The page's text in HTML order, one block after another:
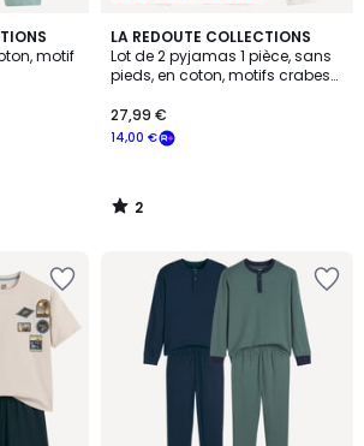
motif
LA REDOUTE COLLECTIONS
Lot de 2 pyjamas 1 pièce, sans
pieds, en coton, motifs crabes
14,00 €
27,99 €
2
/
5
2
/